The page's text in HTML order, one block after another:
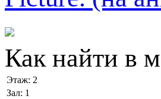
Как найти в
Этаж: 2
Зал: 1